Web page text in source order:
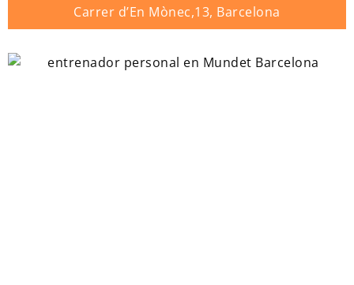
Carrer d’En Mònec,13, Barcelona